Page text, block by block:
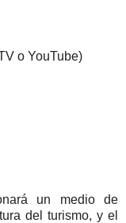
o YouTube)
un medio de
del turismo, y el